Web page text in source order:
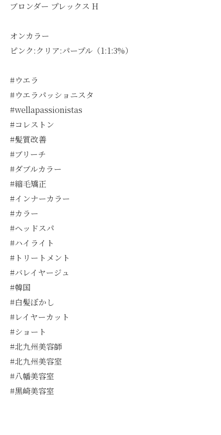
ブロンダー プレックス H
オンカラー
ピンク:クリア:パープル（1:1:3%）
#ウエラ
#ウエラパッショニスタ
#wellapassionistas
#コレストン
#髪質改善
#ブリーチ
#ダブルカラー
#縮毛矯正
#インナーカラー
#カラー
#ヘッドスパ
#ハイライト
#トリートメント
#バレイヤージュ
#韓国
#白髪ぼかし
#レイヤーカット
#ショート
#北九州美容師
#北九州美容室
#八幡美容室
#黒崎美容室